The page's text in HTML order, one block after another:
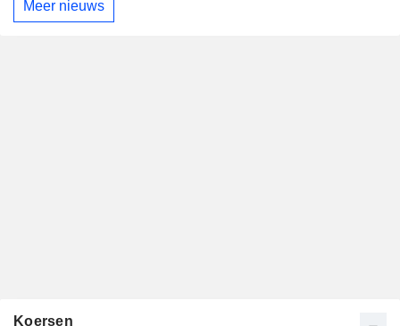
Meer nieuws
Koersen